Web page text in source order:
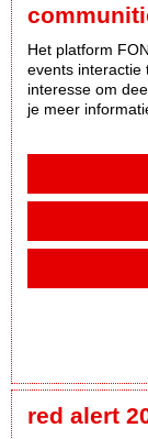
Het platform
events interactie
interesse om
je meer
red alert